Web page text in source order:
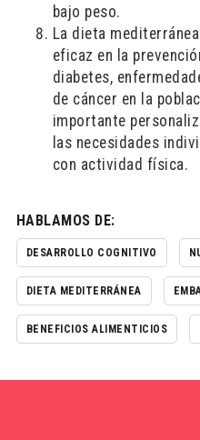
bajo peso.
La dieta
eficaz en la
diabetes,
de cáncer en la
importante
las necesidades
con actividad física.
HABLAMOS DE:
DESARROLLO COGNITIVO
DIETA MEDITERRÁNEA
BENEFICIOS ALIMENTICIOS